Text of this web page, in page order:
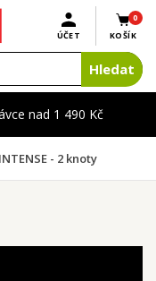
nad 1 490 Kč
0
KOŠÍK
ÚČET
Hledat
INTENSE - 2 knoty